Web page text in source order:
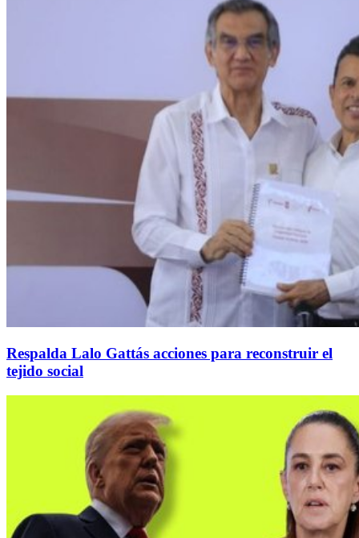
Respalda Lalo Gattás acciones para reconstruir el
tejido social